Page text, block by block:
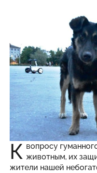
К вопросу
животным, их
жители нашей